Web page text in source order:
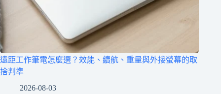
遠距工作筆電怎麼選？效能、續航、重量與外接螢幕的取
捨判準
2026-08-03